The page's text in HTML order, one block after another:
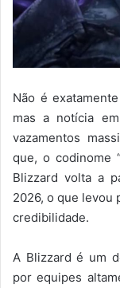
Não é
mas a notícia
vazamentos
que, o codinome
Blizzard volta a
2026, o que levou
credibilidade.
A Blizzard é um
por equipes